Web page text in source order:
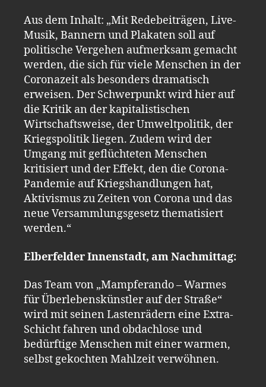
Aus dem Inhalt: „Mit Redebeiträgen, Live-
Musik, Bannern und Plakaten soll auf
politische Vergehen aufmerksam gemacht
werden, die sich für viele Menschen in der
Coronazeit als besonders dramatisch
erweisen. Der Schwerpunkt wird hier auf
die Kritik an der kapitalistischen
Wirtschaftsweise, der Umweltpolitik, der
Kriegspolitik liegen. Zudem wird der
Umgang mit geflüchteten Menschen
kritisiert und der Effekt, den die Corona-
Pandemie auf Kriegshandlungen hat,
Aktivismus zu Zeiten von Corona und das
neue Versammlungsgesetz thematisiert
werden.“
Elberfelder Innenstadt, am Nachmittag:
Das Team von „Mampferando – Warmes
für Überlebenskünstler auf der Straße“
wird mit seinen Lastenrädern eine Extra-
Schicht fahren und obdachlose und
bedürftige Menschen mit einer warmen,
selbst gekochten Mahlzeit verwöhnen.